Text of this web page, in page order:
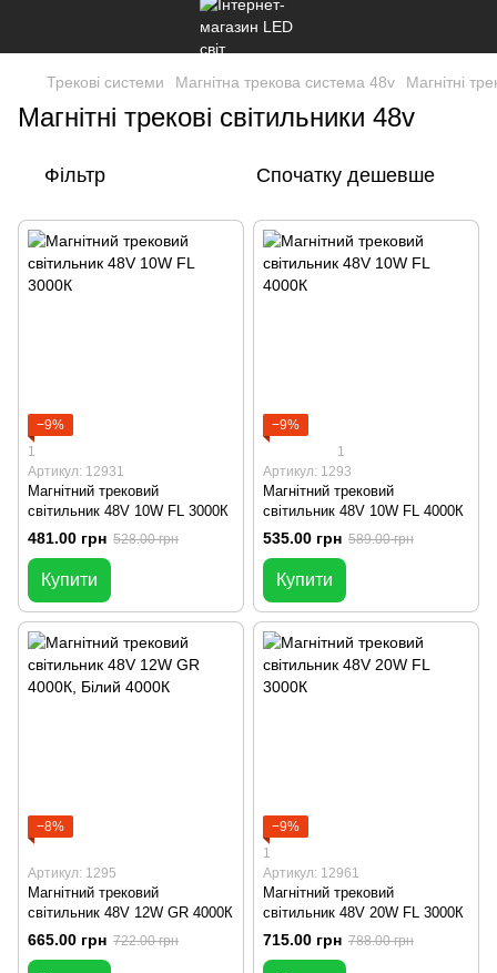
Трекові системи Магнітна трекова система 48v Магнітні
Магнітні трекові світильники 48v
Фільтр Спочатку дешевше
−9%
1
Артикул: 12931
Магнітний трековий
світильник 48V 10W FL 3000К
481.00 грн 528.00 грн
Купити
−9%
1
Артикул: 1293
Магнітний трековий
світильник 48V 10W FL 4000К
535.00 грн 589.00 грн
Купити
−8%
Артикул: 1295
Магнітний трековий
світильник 48V 12W GR 4000К
665.00 грн 722.00 грн
−9%
1
Артикул: 12961
Магнітний трековий
світильник 48V 20W FL 3000К
715.00 грн 788.00 грн